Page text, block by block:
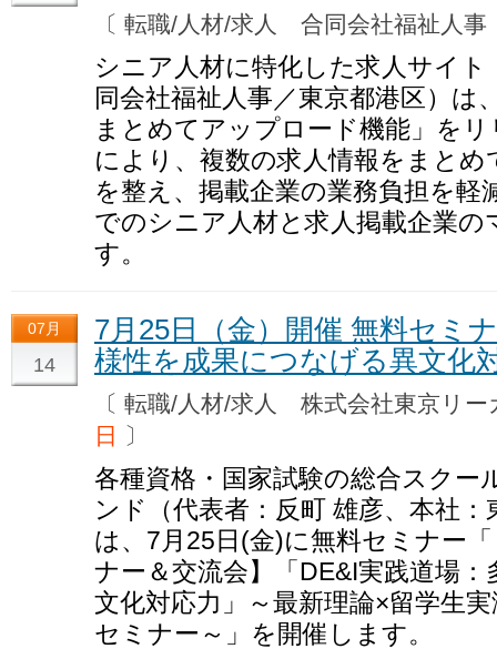
〔 転職/人材/求人 合同会社福祉人
シニア人材に特化した求人サイ
同会社福祉人事／東京都港区）は
まとめてアップロード機能」を
により、複数の求人情報をまと
を整え、掲載企業の業務負担を
でのシニア人材と求人掲載企業
す。
07月
14
7月25日（金）開催 無料セミ
様性を成果につなげる異文化
〔 転職/人材/求人 株式会社東京リ
日
〕
各種資格・国家試験の総合スクー
ンド（代表者：反町 雄彦、本社
は、7月25日(金)に無料セミナー
ナー＆交流会】「DE&I実践道場
文化対応力」～最新理論×留学生
セミナー～」を開催します。